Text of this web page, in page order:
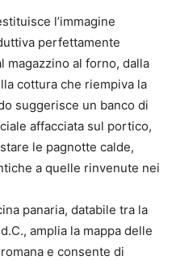
l’immagine
perfettamente
magazzino al forno, dalla
cottura che riempiva la
suggerisce un banco di
affacciata sul portico,
le pagnotte calde,
a quelle rinvenute nei
panaria, databile tra la
amplia la mappa delle
e consente di